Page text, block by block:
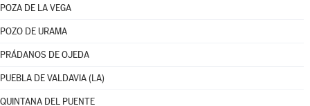
POZA DE LA VEGA
POZO DE URAMA
PRÁDANOS DE OJEDA
PUEBLA DE VALDAVIA (LA)
QUINTANA DEL PUENTE